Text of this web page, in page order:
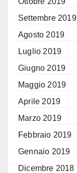
Settembre 2019
Agosto 2019
Luglio 2019
Giugno 2019
Maggio 2019
Aprile 2019
Marzo 2019
Febbraio 2019
Gennaio 2019
Dicembre 2018